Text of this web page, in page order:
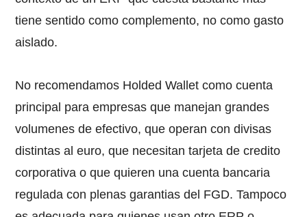
tiene sentido como complemento, no como gasto
aislado.
No recomendamos Holded Wallet como cuenta
principal para empresas que manejan grandes
volumenes de efectivo, que operan con divisas
distintas al euro, que necesitan tarjeta de credito
corporativa o que quieren una cuenta bancaria
regulada con plenas garantias del FGD. Tampoco